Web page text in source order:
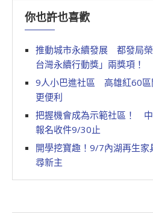
你也許也喜歡
推動城市永續發展 都發局
台灣永續行動獎」兩獎項！
9人小巴進社區 高雄紅60
更便利
把握機會成為示範社區！
報名收件9/30止
開學挖寶趣！9/7內湖再生
尋新主